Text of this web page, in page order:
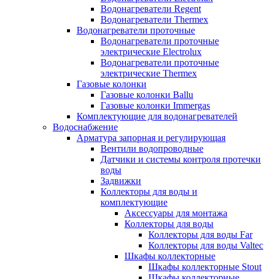
Водонагреватели Regent
Водонагреватели Thermex
Водонагреватели проточные
Водонагреватели проточные
электрические Electrolux
Водонагреватели проточные
электрические Thermex
Газовые колонки
Газовые колонки Ballu
Газовые колонки Immergas
Комплектующие для водонагревателей
Водоснабжение
Арматура запорная и регулирующая
Вентили водопроводные
Датчики и системы контроля протечки
воды
Задвижки
Коллекторы для воды и
комплектующие
Аксессуары для монтажа
Коллекторы для воды
Коллекторы для воды Far
Коллекторы для воды Valtec
Шкафы коллекторные
Шкафы коллекторные Stout